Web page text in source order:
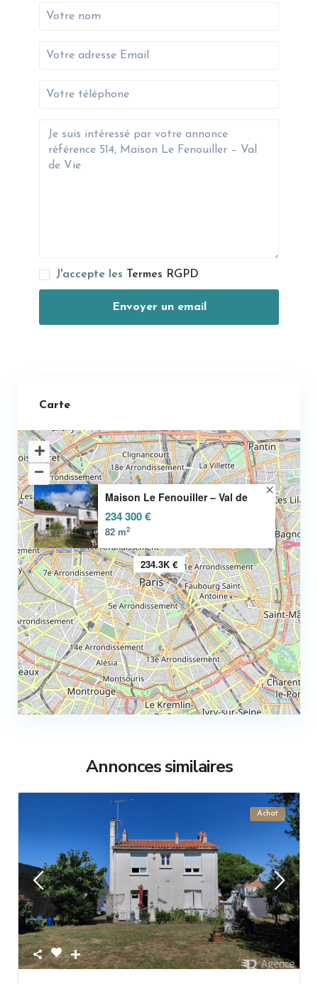
J'accepte les Termes RGPD
Carte
234.3K €
Maison Le Fenouiller – Val de
234 300 €
82 m2
Annonces similaires
Achat